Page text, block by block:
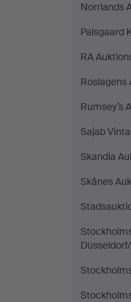
Norrlands
Palsgaard
RA
Roslagens
Rumsey’s
Sajab
Skandia
Skånes